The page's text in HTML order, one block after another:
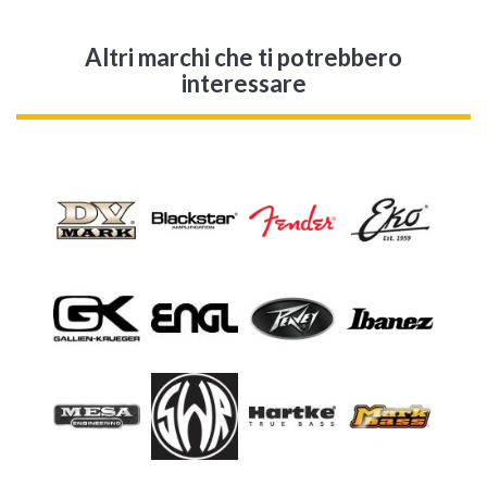
Altri marchi che ti potrebbero
interessare